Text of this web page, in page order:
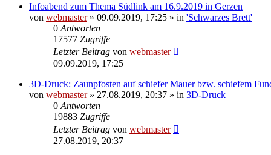
Infoabend zum Thema Südlink am 16.9.2019 in Gerzen
von webmaster» 09.09.2019, 17:25 » in 'Schwarzes Brett'
0 Antworten
17577 Zugriffe
Letzter Beitrag von webmaster
09.09.2019, 17:25
3D-Druck: Zaunpfosten auf schiefer Mauer bzw. schiefem
von webmaster» 27.08.2019, 20:37 » in 3D-Druck
0 Antworten
19883 Zugriffe
Letzter Beitrag von webmaster
27.08.2019, 20:37